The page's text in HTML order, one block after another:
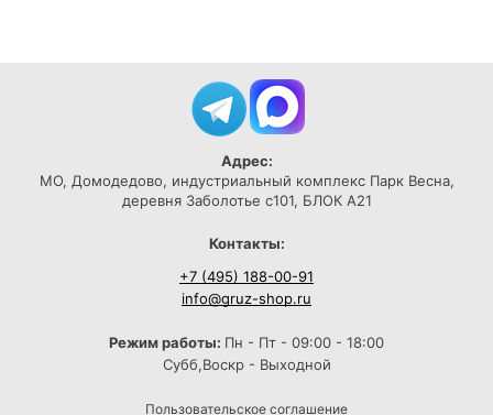
Адрес:
МО, Домодедово, индустриальный комплекс Парк Весна,
деревня Заболотье с101, БЛОК А21
Контакты:
+7 (495) 188-00-91
info@gruz-shop.ru
Режим работы: Пн - Пт - 09:00 - 18:00
Субб,Воскр - Выходной
Пользовательское соглашение